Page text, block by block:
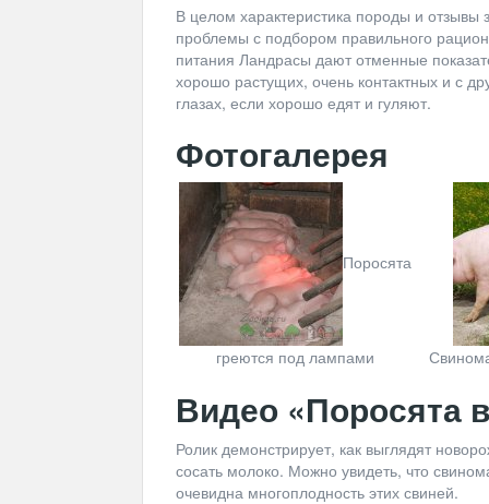
В целом характеристика породы и отзывы
проблемы с подбором правильного
питания Ландрасы дают отменные
хорошо растущих, очень контактных и с
глазах, если хорошо едят и гуляют.
Фотогалерея
Поросята
греются под лампами
Видео «Поросята
Ролик демонстрирует, как выглядят
сосать молоко. Можно увидеть, что
очевидна многоплодность этих свиней.